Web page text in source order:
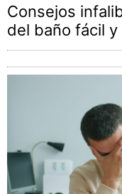
Consejos
del baño fácil y